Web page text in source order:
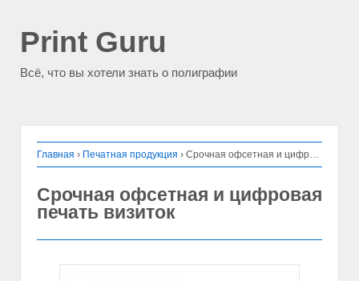
Print Guru
Всё, что вы хотели знать о полиграфии
Главная › Печатная продукция › Срочная офсетная и цифровая печать визиток
Срочная офсетная и цифровая
печать визиток